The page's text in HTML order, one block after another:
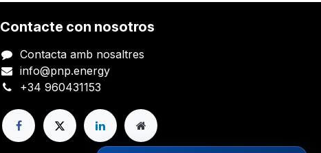
Contacte con nosotros
Contacta amb nosaltres
info@pnp.energy
+34 960431153